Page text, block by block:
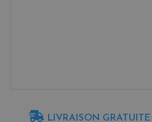
LIVRAISON GRATUITE